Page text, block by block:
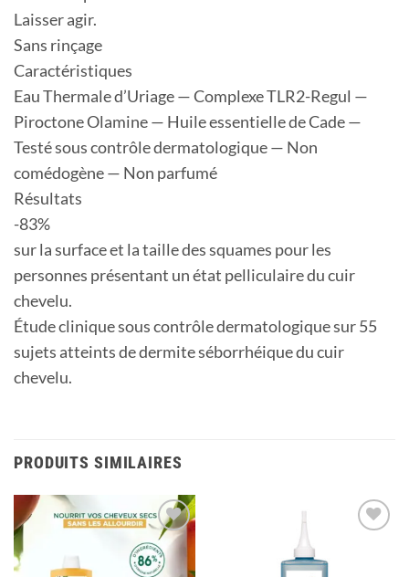
Laisser agir.
Sans rinçage
Caractéristiques
Eau Thermale d’Uriage — Complexe TLR2-Regul —
Piroctone Olamine — Huile essentielle de Cade —
Testé sous contrôle dermatologique — Non
comédogène — Non parfumé
Résultats
-83%
sur la surface et la taille des squames pour les
personnes présentant un état pelliculaire du cuir
chevelu.
Étude clinique sous contrôle dermatologique sur 55
sujets atteints de dermite séborrhéique du cuir
chevelu.
PRODUITS SIMILAIRES